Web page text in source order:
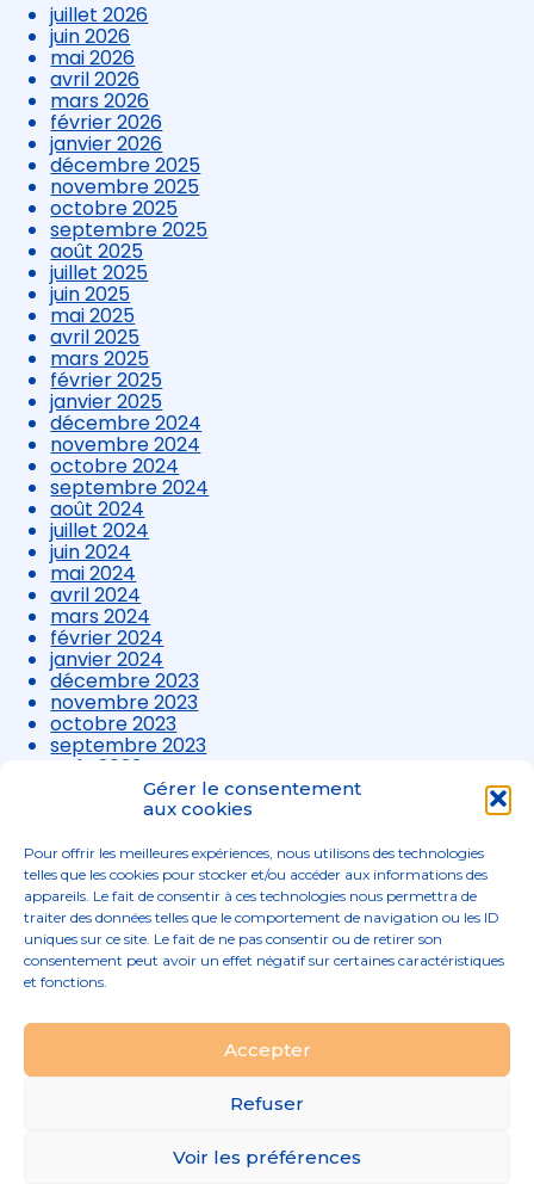
Gérer le consentement
aux cookies
Pour offrir les meilleures expériences, nous utilisons des technologies
telles que les cookies pour stocker et/ou accéder aux informations des
appareils. Le fait de consentir à ces technologies nous permettra de
traiter des données telles que le comportement de navigation ou les ID
uniques sur ce site. Le fait de ne pas consentir ou de retirer son
consentement peut avoir un effet négatif sur certaines caractéristiques
et fonctions.
Accepter
Refuser
Voir les préférences
juillet 2026
juin 2026
mai 2026
avril 2026
mars 2026
février 2026
janvier 2026
décembre 2025
novembre 2025
octobre 2025
septembre 2025
août 2025
juillet 2025
juin 2025
mai 2025
avril 2025
mars 2025
février 2025
janvier 2025
décembre 2024
novembre 2024
octobre 2024
septembre 2024
août 2024
juillet 2024
juin 2024
mai 2024
avril 2024
mars 2024
février 2024
janvier 2024
décembre 2023
novembre 2023
octobre 2023
septembre 2023
août 2023
juillet 2023
avril 2023
mars 2023
Principale
02 96 52 68 68
MENTIONS LÉGALES
PLAN DU SITE